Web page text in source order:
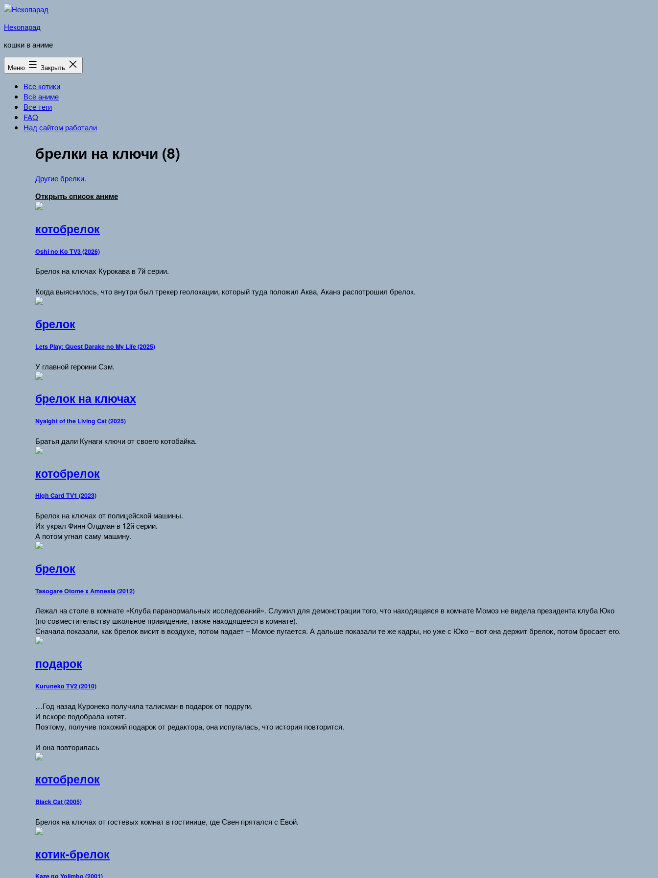
Перейти
содержимому
Некопарад
кошки в аниме
Меню Закрыть
Все котики
Всё аниме
Все теги
FAQ
Над сайтом работали
брелки на ключи (8)
Другие брелки.
Открыть список аниме
котобрелок
Oshi no Ko TV3 (2026)
Брелок на ключах Курокава в 7й серии.
Когда выяснилось, что внутри был трекер геолокации, который туда положил Аква, Аканэ распотрошил брелок.
брелок
Lets Play: Quest Darake no My Life (2025)
У главной героини Сэм.
брелок на ключах
Nyaight of the Living Cat (2025)
Братья дали Кунаги ключи от своего котобайка.
котобрелок
High Card TV1 (2023)
Брелок на ключах от полицейской машины.
Их украл Финн Олдман в 12й серии.
А потом угнал саму машину.
брелок
Tasogare Otome x Amnesia (2012)
Лежал на столе в комнате «Клуба паранормальных исследований». Служил для демонстрации того, что находящаяся в комнате Момоэ не видела президента клуба Юко
(по совместительству школьное привидение, также находящееся в комнате).
Сначала показали, как брелок висит в воздухе, потом падает – Момое пугается. А дальше показали те же кадры, но уже с Юко – вот она держит брелок, потом бросает его.
подарок
Kuruneko TV2 (2010)
…Год назад Куронеко получила талисман в подарок от подруги.
И вскоре подобрала котят.
Поэтому, получив похожий подарок от редактора, она испугалась, что история повторится.
И она повторилась
котобрелок
Black Cat (2005)
Брелок на ключах от гостевых комнат в гостинице, где Свен прятался с Евой.
котик-брелок
Kaze no Yojimbo (2001)